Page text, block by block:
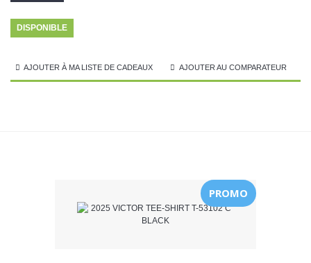
DISPONIBLE
AJOUTER À MA LISTE DE CADEAUX AJOUTER AU COMPARATEUR
PROMO